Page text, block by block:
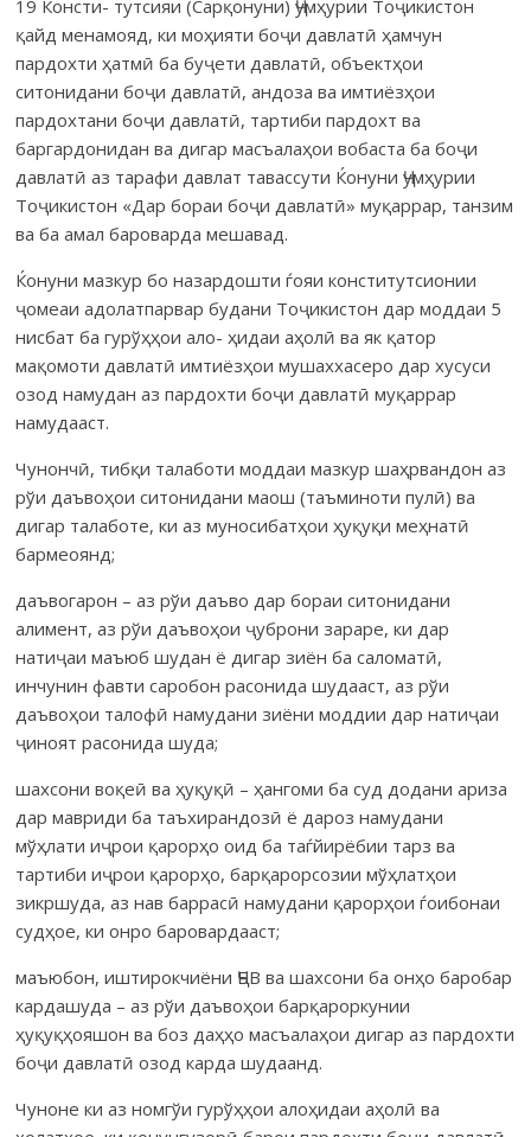
19 Консти- тутсияи (Сарқонуни) Ҷумҳурии Тоҷикистон
қайд менамояд, ки моҳияти боҷи давлатӣ ҳамчун
пардохти ҳатмӣ ба буҷети давлатӣ, объектҳои
ситонидани боҷи давлатӣ, андоза ва имтиёзҳои
пардохтани боҷи давлатӣ, тартиби пардохт ва
баргардонидан ва дигар масъалаҳои вобаста ба боҷи
давлатӣ аз тарафи давлат тавассути Ќонуни Ҷумҳурии
Тоҷикистон «Дар бораи боҷи давлатӣ» муқаррар, танзим
ва ба амал бароварда мешавад.
Ќонуни мазкур бо назардошти ѓояи конститутсионии
ҷомеаи адолатпарвар будани Тоҷикистон дар моддаи 5
нисбат ба гурўҳҳои ало- ҳидаи аҳолӣ ва як қатор
мақомоти давлатӣ имтиёзҳои мушаххасеро дар хусуси
озод намудан аз пардохти боҷи давлатӣ муқаррар
намудааст.
Чунончӣ, тибқи талаботи моддаи мазкур шаҳрвандон аз
рўи даъвоҳои ситонидани маош (таъминоти пулӣ) ва
дигар талаботе, ки аз муносибатҳои ҳуқуқи меҳнатӣ
бармеоянд;
даъвогарон – аз рўи даъво дар бораи ситонидани
алимент, аз рўи даъвоҳои ҷуброни зараре, ки дар
натиҷаи маъюб шудан ё дигар зиён ба саломатӣ,
инчунин фавти саробон расонида шудааст, аз рўи
даъвоҳои талофӣ намудани зиёни моддии дар натиҷаи
ҷиноят расонида шуда;
шахсони воқеӣ ва ҳуқуқӣ – ҳангоми ба суд додани ариза
дар мавриди ба таъхирандозӣ ё дароз намудани
мўҳлати иҷрои қарорҳо оид ба таѓйирёбии тарз ва
тартиби иҷрои қарорҳо, барқарорсозии мўҳлатҳои
зикршуда, аз нав баррасӣ намудани қарорҳои ѓоибонаи
судҳое, ки онро баровардааст;
маъюбон, иштирокчиёни ҶБВ ва шахсони ба онҳо баробар
кардашуда – аз рўи даъвоҳои барқароркунии
ҳуқуқҳояшон ва боз даҳҳо масъалаҳои дигар аз пардохти
боҷи давлатӣ озод карда шудаанд.
Чуноне ки аз номгўи гурўҳҳои алоҳидаи аҳолӣ ва